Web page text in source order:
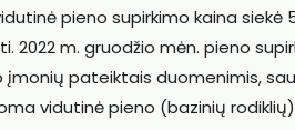
pieno supirkimo kaina
2022 m. gruodžio mėn. pieno
įmonių pateiktais duomenimis,
vidutinė pieno (bazinių